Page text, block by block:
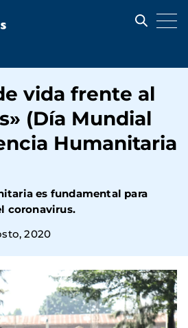
vida frente al
(Día Mundial
Humanitaria
es fundamental para
coronavirus.
2020